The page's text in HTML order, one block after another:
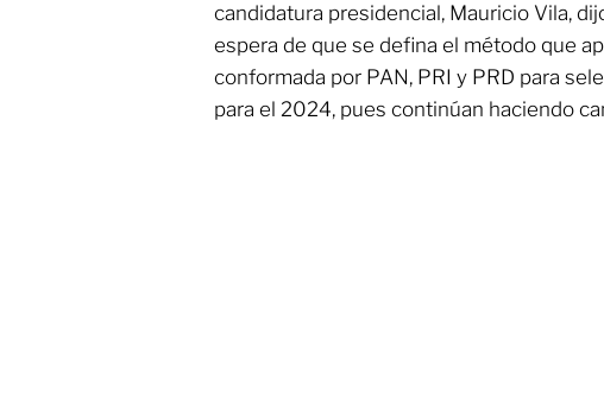
candidatura presidencial, Mauricio Vila,
espera de que se defina el método que
conformada por PAN, PRI y PRD para
para el 2024, pues continúan haciendo